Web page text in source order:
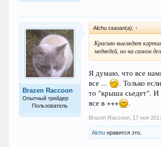
Brazen Raccoon
Опытный трейдер
Пользователь
Alchu сказал(а): ↑
Красиво выглядят
медведей, но на самом
Я думаю, что все
все ...
. Только
то "крыша сьедет". И
все в +++
.
Brazen Raccoon 17 ноя
Alchu нравится это.